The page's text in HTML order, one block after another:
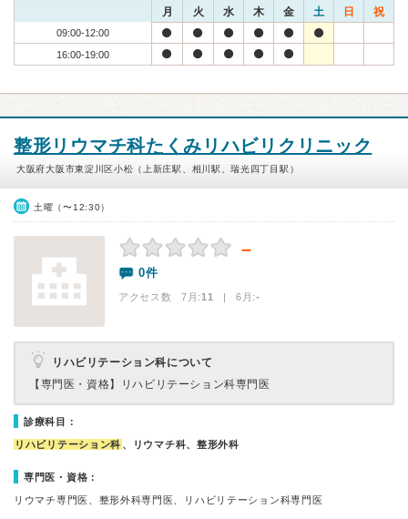
月 火 水 木 金 土 日 祝
09:00-12:00
16:00-19:00
整形リウマチ科たくみリハビリクリニック
大阪府大阪市東淀川区小松（上新庄駅、相川駅、瑞光四丁目駅）
土曜（〜12:30）
－
0件
アクセス数 7月:11 | 6月:-
リハビリテーション科について
【専門医・資格】
リハビリテーション科専門医
診療科目：
リハビリテーション科 、リウマチ科、整形外科
専門医・資格：
リウマチ専門医、整形外科専門医、リハビリテーション科専門医